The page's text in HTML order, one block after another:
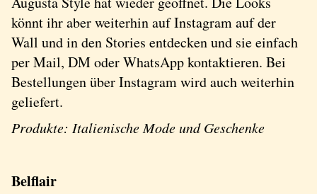
könnt ihr aber weiterhin auf Instagram auf der
Wall und in den Stories entdecken und sie einfach
per Mail, DM oder WhatsApp kontaktieren. Bei
Bestellungen über Instagram wird auch weiterhin
geliefert.
Produkte: Italienische Mode und Geschenke
Belflair